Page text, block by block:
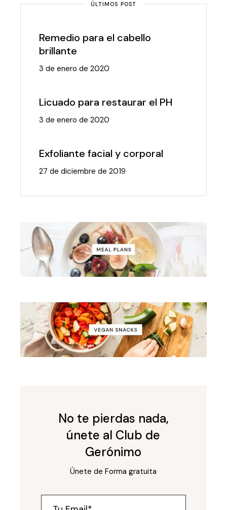
ÚLTIMOS POST
Remedio para el cabello
brillante
3 de enero de 2020
Licuado para restaurar el PH
3 de enero de 2020
Exfoliante facial y corporal
27 de diciembre de 2019
No te pierdas nada,
únete al Club de
Gerónimo
Únete de Forma gratuita